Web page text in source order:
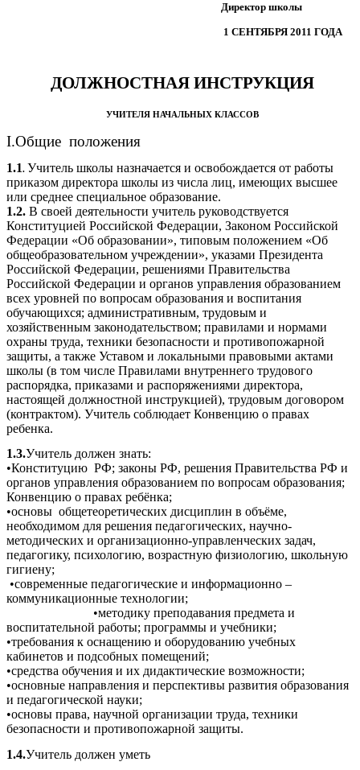
Директор школы
1 СЕНТЯБРЯ 2011 ГОДА
ДОЛЖНОСТНАЯ ИНСТРУКЦИЯ
УЧИТЕЛЯ НАЧАЛЬНЫХ КЛАССОВ
I.Общие положения
1.1. Учитель школы назначается и освобождается от работы
приказом директора школы из числа лиц, имеющих высшее
или среднее специальное образование.
1.2. В своей деятельности учитель руководствуется
Конституцией Российской Федерации, Законом Российской
Федерации «Об образовании», типовым положением «Об
общеобразовательном учреждении», указами Президента
Российской Федерации, решениями Правительства
Российской Федерации и органов управления образованием
всех уровней по вопросам образования и воспитания
обучающихся; административным, трудовым и
хозяйственным законодательством; правилами и нормами
охраны труда, техники безопасности и противопожарной
защиты, а также Уставом и локальными правовыми актами
школы (в том числе Правилами внутреннего трудового
распорядка, приказами и распоряжениями директора,
настоящей должностной инструкцией), трудовым договором
(контрактом). Учитель соблюдает Конвенцию о правах
ребенка.
1.3.Учитель должен знать:
•Конституцию РФ; законы РФ, решения Правительства РФ и
органов управления образованием по вопросам образования;
Конвенцию о правах ребёнка;
•основы общетеоретических дисциплин в объёме,
необходимом для решения педагогических, научно-
методических и организационно-управленческих задач,
педагогику, психологию, возрастную физиологию, школьную
гигиену;
•современные педагогические и информационно –
коммуникационные технологии;
•методику преподавания предмета и
воспитательной работы; программы и учебники;
•требования к оснащению и оборудованию учебных
кабинетов и подсобных помещений;
•средства обучения и их дидактические возможности;
•основные направления и перспективы развития образования
и педагогической науки;
•основы права, научной организации труда, техники
безопасности и противопожарной защиты.
1.4.Учитель должен уметь